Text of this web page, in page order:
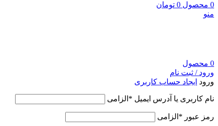
0 محصول 0 تومان
منو
0 محصول
ورود / ثبت نام
ورود ایجاد حساب کاربری
نام کاربری یا آدرس ایمیل * الزامی
رمز عبور * الزامی